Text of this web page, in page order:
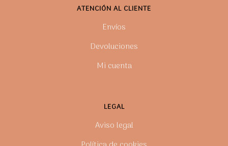
ATENCIÓN AL CLIENTE
Envíos
Devoluciones
Mi cuenta
LEGAL
Aviso legal